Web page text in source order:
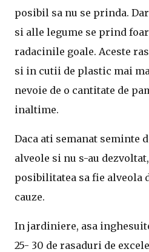
posibil sa nu se prinda.
si alle legume se prind
radacinile goale. Aceste
si in cutii de plastic mai
nevoie de o cantitate de
inaltime.
Daca ati semanat seminte
alveole si nu s-au
posibilitatea sa fie alveola
cauze.
In jardiniere, asa
25- 30 de rasaduri de